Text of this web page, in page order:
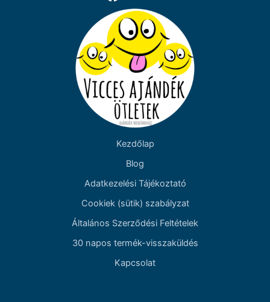
Kezdőlap
Blog
Adatkezelési Tájékoztató
Cookiek (sütik) szabályzat
Általános Szerződési Feltételek
30 napos termék-visszaküldés
Kapcsolat